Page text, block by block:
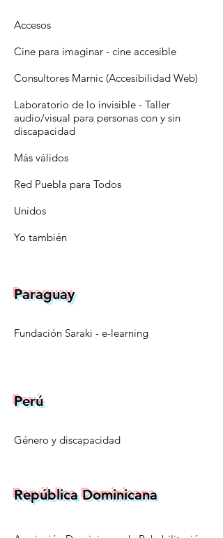
Accesos
Cine para imaginar - cine accesible
Consultores Marnic (Accesibilidad Web)
Laboratorio de lo invisible - Taller
audio/visual para personas con y sin
discapacidad
Más válidos
Red Puebla para Todos
Unidos
Yo también
Paraguay
Fundación Saraki - e-learning
Perú
Género y discapacidad
República Dominicana